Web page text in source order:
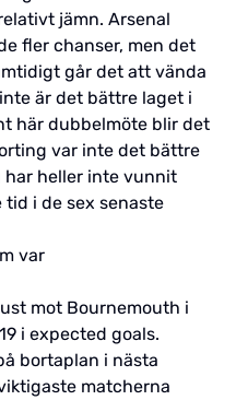
jämn. Arsenal
fler chanser, men det
går det att vända
är det bättre laget i
här dubbelmöte blir det
var inte det bättre
har heller inte vunnit
i de sex senaste
var
mot Bournemouth i
i expected goals.
bortaplan i nästa
matcherna